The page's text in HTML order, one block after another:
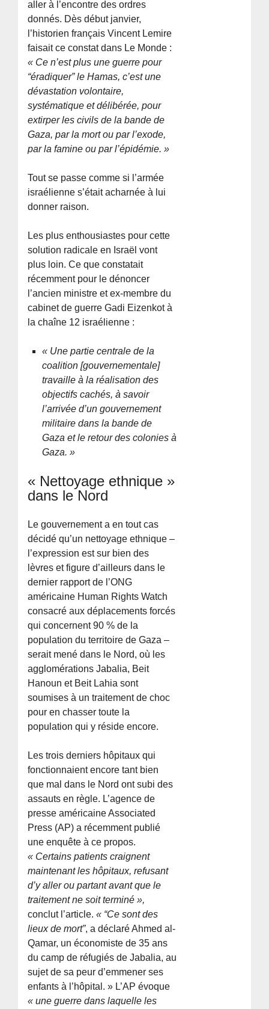
aller à l’encontre des ordres
donnés. Dès début janvier,
l’historien français Vincent Lemire
faisait ce constat dans Le Monde :
« Ce n’est plus une guerre pour
“éradiquer” le Hamas, c’est une
dévastation volontaire,
systématique et délibérée, pour
extirper les civils de la bande de
Gaza, par la mort ou par l’exode,
par la famine ou par l’épidémie. »
Tout se passe comme si l’armée
israélienne s’était acharnée à lui
donner raison.
Les plus enthousiastes pour cette
solution radicale en Israël vont
plus loin. Ce que constatait
récemment pour le dénoncer
l’ancien ministre et ex-membre du
cabinet de guerre Gadi Eizenkot à
la chaîne 12 israélienne :
« Une partie centrale de la
coalition [gouvernementale]
travaille à la réalisation des
objectifs cachés, à savoir
l’arrivée d’un gouvernement
militaire dans la bande de
Gaza et le retour des colonies à
Gaza. »
« Nettoyage ethnique »
dans le Nord
Le gouvernement a en tout cas
décidé qu’un nettoyage ethnique –
l’expression est sur bien des
lèvres et figure d’ailleurs dans le
dernier rapport de l’ONG
américaine Human Rights Watch
consacré aux déplacements forcés
qui concernent 90 % de la
population du territoire de Gaza –
serait mené dans le Nord, où les
agglomérations Jabalia, Beit
Hanoun et Beit Lahia sont
soumises à un traitement de choc
pour en chasser toute la
population qui y réside encore.
Les trois derniers hôpitaux qui
fonctionnaient encore tant bien
que mal dans le Nord ont subi des
assauts en règle. L’agence de
presse américaine Associated
Press (AP) a récemment publié
une enquête à ce propos.
« Certains patients craignent
maintenant les hôpitaux, refusant
d’y aller ou partant avant que le
traitement ne soit terminé »,
conclut l’article.« “Ce sont des
lieux de mort”, a déclaré Ahmed al-
Qamar, un économiste de 35 ans
du camp de réfugiés de Jabalia, au
sujet de sa peur d’emmener ses
enfants à l’hôpital. » L’AP évoque
« une guerre dans laquelle les